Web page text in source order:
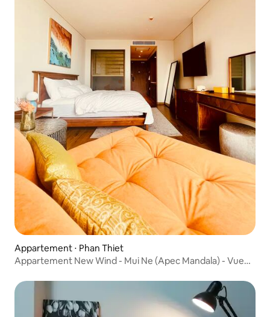
Appartement ⋅ Phan Thiet
Appartement New Wind - Mui Ne (Apec Mandala) - Vue